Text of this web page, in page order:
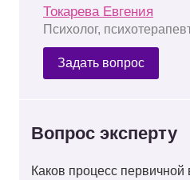
Токарева Евгения
Психолог,
Задать вопрос
Вопрос эксперту
Каков процесс первичной